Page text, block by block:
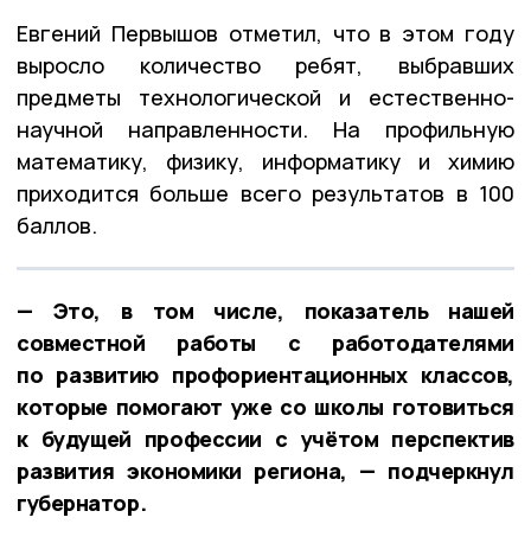
Евгений Первышов отметил, что в этом году
выросло количество ребят, выбравших
предметы технологической и естественно-
научной направленности. На профильную
математику, физику, информатику и химию
приходится больше всего результатов в 100
баллов.
— Это, в том числе, показатель нашей
совместной работы с работодателями
по развитию профориентационных классов,
которые помогают уже со школы готовиться
к будущей профессии с учётом перспектив
развития экономики региона, — подчеркнул
губернатор.